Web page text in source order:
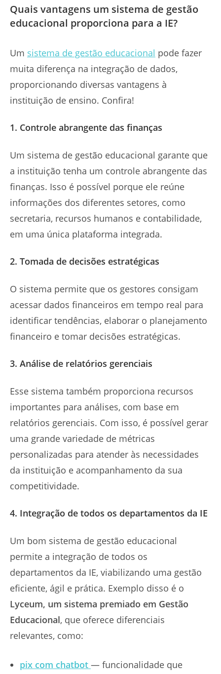
Quais vantagens um sistema de gestão
educacional proporciona para a IE?
Um sistema de gestão educacional pode fazer
muita diferença na integração de dados,
proporcionando diversas vantagens à
instituição de ensino. Confira!
1. Controle abrangente das finanças
Um sistema de gestão educacional garante que
a instituição tenha um controle abrangente das
finanças. Isso é possível porque ele reúne
informações dos diferentes setores, como
secretaria, recursos humanos e contabilidade,
em uma única plataforma integrada.
2. Tomada de decisões estratégicas
O sistema permite que os gestores consigam
acessar dados financeiros em tempo real para
identificar tendências, elaborar o planejamento
financeiro e tomar decisões estratégicas.
3. Análise de relatórios gerenciais
Esse sistema também proporciona recursos
importantes para análises, com base em
relatórios gerenciais. Com isso, é possível gerar
uma grande variedade de métricas
personalizadas para atender às necessidades
da instituição e acompanhamento da sua
competitividade.
4. Integração de todos os departamentos da IE
Um bom sistema de gestão educacional
permite a integração de todos os
departamentos da IE, viabilizando uma gestão
eficiente, ágil e prática. Exemplo disso é o
Lyceum, um sistema premiado em Gestão
Educacional, que oferece diferenciais
relevantes, como:
pix com chatbot — funcionalidade que